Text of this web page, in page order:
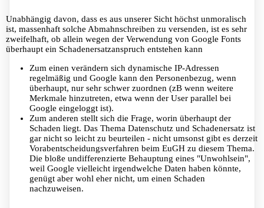
Unabhängig davon, dass es aus unserer Sicht höchst unmoralisch
ist, massenhaft solche Abmahnschreiben zu versenden, ist es sehr
zweifelhaft, ob allein wegen der Verwendung von Google Fonts
überhaupt ein Schadenersatzanspruch entstehen kann
Zum einen verändern sich dynamische IP-Adressen
regelmäßig und Google kann den Personenbezug, wenn
überhaupt, nur sehr schwer zuordnen (zB wenn weitere
Merkmale hinzutreten, etwa wenn der User parallel bei
Google eingeloggt ist).
Zum anderen stellt sich die Frage, worin überhaupt der
Schaden liegt. Das Thema Datenschutz und Schadenersatz ist
gar nicht so leicht zu beurteilen - nicht umsonst gibt es derzeit
Vorabentscheidungsverfahren beim EuGH zu diesem Thema.
Die bloße undifferenzierte Behauptung eines "Unwohlsein",
weil Google vielleicht irgendwelche Daten haben könnte,
genügt aber wohl eher nicht, um einen Schaden
nachzuweisen.